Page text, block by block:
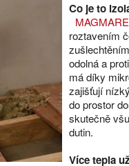
Co je to
roztavením
odolná a
má díky
zajišťují
do prostor
skutečně
dutin.
Více tepla